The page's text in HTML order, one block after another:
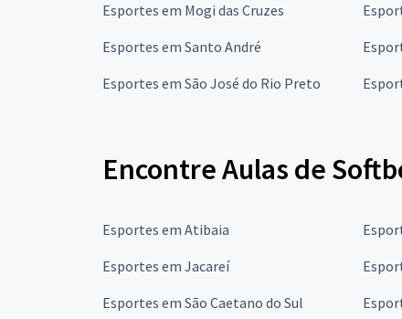
Esportes em Mogi das Cruzes
Esportes em Santo André
Esportes em São José do Rio Preto
Encontre Aulas de
Esportes em Atibaia
Esportes em Jacareí
Esportes em São Caetano do Sul